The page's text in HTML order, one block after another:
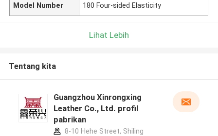
Model Number 180 Four-sided Elasticity
Lihat Lebih
Tentang kita
Guangzhou Xinrongxing
Leather Co., Ltd. profil
pabrikan
8-10 Hehe Street, Shiling